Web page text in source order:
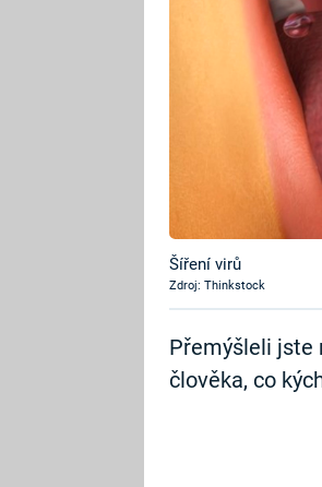
Šíření virů
Zdroj: Thinkstock
Přemýšleli jste
člověka, co